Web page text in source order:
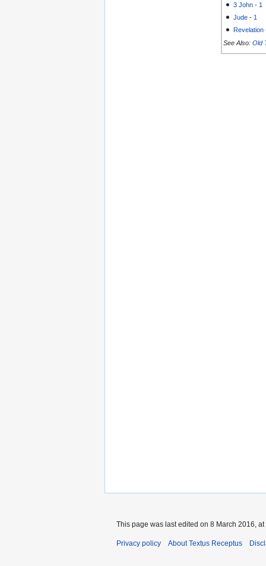
3 John - 1
Jude - 1
Revelation
See Also: Old
This page was last edited on 8 March 2016, at
Privacy policy About Textus Receptus